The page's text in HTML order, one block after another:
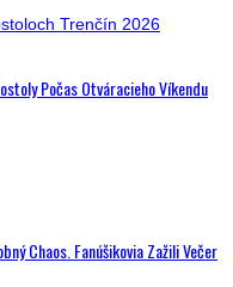
Počas Otváracieho Víkendu
Chaos. Fanúšikovia Zažili Večer